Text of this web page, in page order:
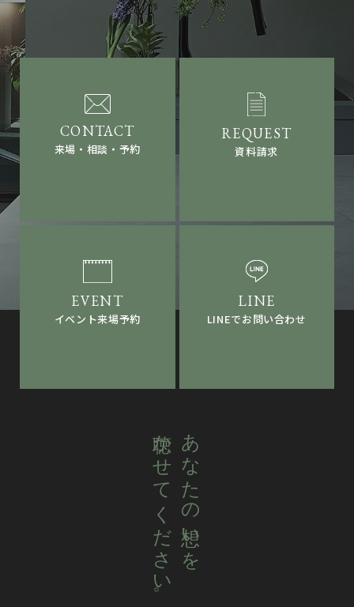
来場・相談・予約 資料請求
イベント来場予約 LINEでお問い合わせ
あなたの想いを
聴かせてください。